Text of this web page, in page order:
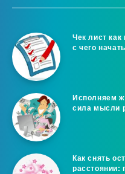
Чек лист
с чего начать
Исполняем
сила мысли
Как снять
расстоянии: